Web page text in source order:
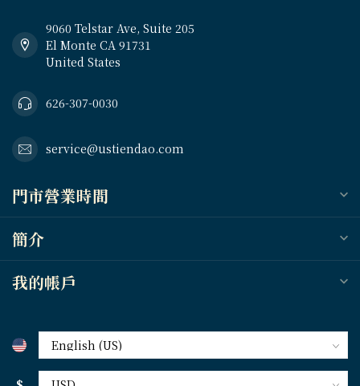
9060 Telstar Ave, Suite 205
El Monte CA 91731
United States
626-307-0030
service@ustiendao.com
門市營業時間
簡介
我的帳戶